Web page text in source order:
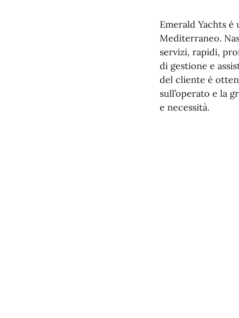
Emerald Yachts è
Mediterraneo.
servizi, rapidi,
di gestione e
del cliente è
sull’operato e la
e necessità.